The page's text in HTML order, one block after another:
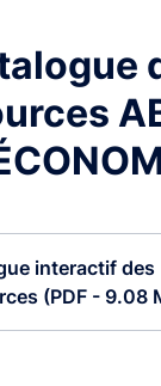
interactif des
(PDF - 9.08